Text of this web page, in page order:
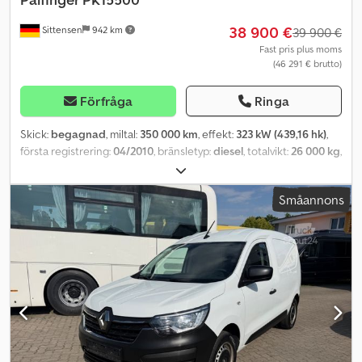
Sittensen 942 km 38 900 €39 900 €
Fast pris plus moms
(46 291 € brutto)
Förfråga Ringa
Skick: begagnad, miltal: 350 000 km, effekt: 323 kW (439,16 hk),
första registrering:04/2010, bränsletyp:diesel, totalvikt:26 000 kg,
vit, växeltyp:
emissionsklass:Euro 5, total bredd:2 500 mm, total höjd:4 000
mm
, Utrustning:ABS, kran, luftkonditionering, 2-sidigt tippflak,
Bordmatik, dubbla bakdörrar med vridstångslås, hydraulisk
baklucka, 2 x spannmålsspjäll, underrunsskydd hydrauliskt
uppfällbart, rullpresenning, PALFINGER mellankran Typ: PK 15500
Performance, 2-punkts stödben, 4 x hydrauliska utskjut,
gripstyrning, högstyrning (vänster/höger), max lyftkapacitet 5850
kg, diagram: ca 4,5 m - 2960 kg, 6,1 m - 2050 kg, 8,0 m - 1470 kg, 10,1
m - 1110 kg, 12,2 m - 910 kg, släpkoppling, ABS, farthållare,
differentialspärrar, luftkonditionering, bränsleförvärmare,
uppvärmda och eljusterbara ytterbackspeglar, elektriska
Småannons